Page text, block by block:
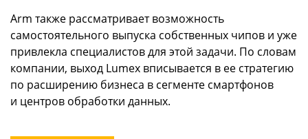
Arm также рассматривает возможность
самостоятельного выпуска собственных чипов и уже
привлекла специалистов для этой задачи. По словам
компании, выход Lumex вписывается в ее стратегию
по расширению бизнеса в сегменте смартфонов
и центров обработки данных.